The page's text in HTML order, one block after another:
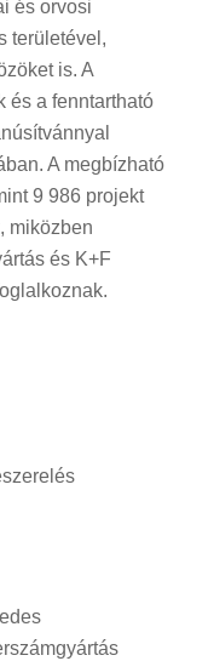
és orvosi
területével,
is. A
és a fenntartható
A megbízható
9 986 projekt
miközben
és K+F